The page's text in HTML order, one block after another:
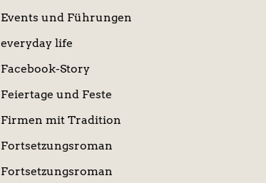
Events und Führungen
everyday life
Facebook-Story
Feiertage und Feste
Firmen mit Tradition
Fortsetzungsroman
Fortsetzungsroman